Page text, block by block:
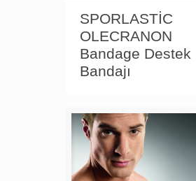
SPORLASTİC
OLECRANON
Bandage Destek
Bandajı